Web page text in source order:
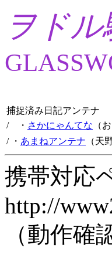
ヲド
捕捉済み日記アンテナ
/ ・ さかにゃんてな （
/ ・ あまねアンテナ （天
携帯対応
http://
（動作確